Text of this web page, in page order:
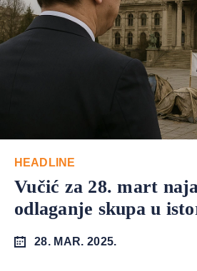
HEADLINE
Vučić za 28. mart
odlaganje skupa u
28. MAR. 2025.